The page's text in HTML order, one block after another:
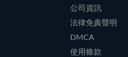
公司資訊
法律免責聲明
DMCA
使用條款